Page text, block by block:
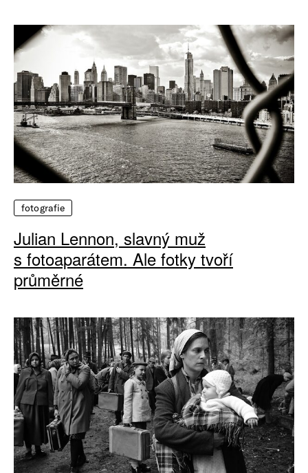
fotografie
Julian Lennon, slavný muž
s fotoaparátem. Ale fotky tvoří
průměrné